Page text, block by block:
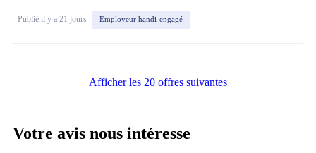
Publié il y a 21 jours Employeur handi-engagé
Afficher les 20 offres suivantes
Votre avis nous intéresse